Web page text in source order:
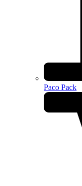
Paco Pack